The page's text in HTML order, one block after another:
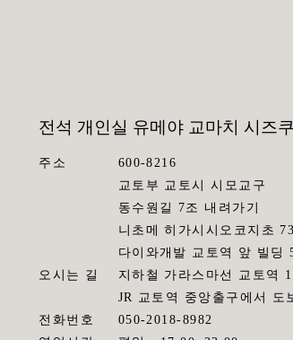
전석 개인실 유메야 교마치 시즈쿠
주소
600-8216
교토부 교토시 시모교구
동수원길 7조 내려가기
니초메 히가시시오코지초
다이와개발 교토역 앞 빌딩
오시는 길
지하철 가라스마선 교토역
JR 교토역 중앙출구에서 도
전화번호
050-2018-8982